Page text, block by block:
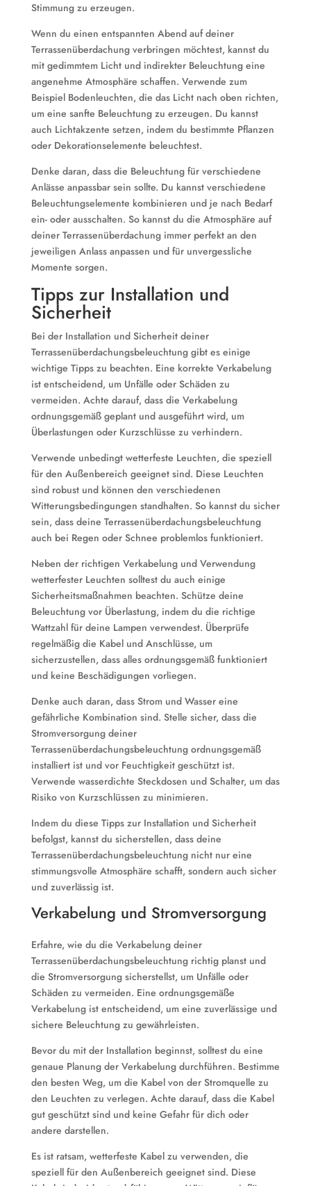
Stimmung zu erzeugen.
Wenn du einen entspannten Abend auf deiner
Terrassenüberdachung verbringen möchtest, kannst du
mit gedimmtem Licht und indirekter Beleuchtung eine
angenehme Atmosphäre schaffen. Verwende zum
Beispiel Bodenleuchten, die das Licht nach oben richten,
um eine sanfte Beleuchtung zu erzeugen. Du kannst
auch Lichtakzente setzen, indem du bestimmte Pflanzen
oder Dekorationselemente beleuchtest.
Denke daran, dass die Beleuchtung für verschiedene
Anlässe anpassbar sein sollte. Du kannst verschiedene
Beleuchtungselemente kombinieren und je nach Bedarf
ein- oder ausschalten. So kannst du die Atmosphäre auf
deiner Terrassenüberdachung immer perfekt an den
jeweiligen Anlass anpassen und für unvergessliche
Momente sorgen.
Tipps zur Installation und
Sicherheit
Bei der Installation und Sicherheit deiner
Terrassenüberdachungsbeleuchtung gibt es einige
wichtige Tipps zu beachten. Eine korrekte Verkabelung
ist entscheidend, um Unfälle oder Schäden zu
vermeiden. Achte darauf, dass die Verkabelung
ordnungsgemäß geplant und ausgeführt wird, um
Überlastungen oder Kurzschlüsse zu verhindern.
Verwende unbedingt wetterfeste Leuchten, die speziell
für den Außenbereich geeignet sind. Diese Leuchten
sind robust und können den verschiedenen
Witterungsbedingungen standhalten. So kannst du sicher
sein, dass deine Terrassenüberdachungsbeleuchtung
auch bei Regen oder Schnee problemlos funktioniert.
Neben der richtigen Verkabelung und Verwendung
wetterfester Leuchten solltest du auch einige
Sicherheitsmaßnahmen beachten. Schütze deine
Beleuchtung vor Überlastung, indem du die richtige
Wattzahl für deine Lampen verwendest. Überprüfe
regelmäßig die Kabel und Anschlüsse, um
sicherzustellen, dass alles ordnungsgemäß funktioniert
und keine Beschädigungen vorliegen.
Denke auch daran, dass Strom und Wasser eine
gefährliche Kombination sind. Stelle sicher, dass die
Stromversorgung deiner
Terrassenüberdachungsbeleuchtung ordnungsgemäß
installiert ist und vor Feuchtigkeit geschützt ist.
Verwende wasserdichte Steckdosen und Schalter, um das
Risiko von Kurzschlüssen zu minimieren.
Indem du diese Tipps zur Installation und Sicherheit
befolgst, kannst du sicherstellen, dass deine
Terrassenüberdachungsbeleuchtung nicht nur eine
stimmungsvolle Atmosphäre schafft, sondern auch sicher
und zuverlässig ist.
Verkabelung und Stromversorgung
Erfahre, wie du die Verkabelung deiner
Terrassenüberdachungsbeleuchtung richtig planst und
die Stromversorgung sicherstellst, um Unfälle oder
Schäden zu vermeiden. Eine ordnungsgemäße
Verkabelung ist entscheidend, um eine zuverlässige und
sichere Beleuchtung zu gewährleisten.
Bevor du mit der Installation beginnst, solltest du eine
genaue Planung der Verkabelung durchführen. Bestimme
den besten Weg, um die Kabel von der Stromquelle zu
den Leuchten zu verlegen. Achte darauf, dass die Kabel
gut geschützt sind und keine Gefahr für dich oder
andere darstellen.
Es ist ratsam, wetterfeste Kabel zu verwenden, die
speziell für den Außenbereich geeignet sind. Diese